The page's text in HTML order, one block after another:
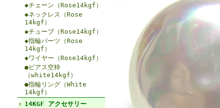
◆チェーン（Rose14kgf）
◆ネックレス（Rose
14kgf）
◆チューブ（Rose14kgf）
◆指輪パーツ（Rose
14kgf）
◆ワイヤー（Rose14kgf）
●ピアス空枠
（white14kgf）
●指輪リング（White
14kgf）
14KGF アクセサリー